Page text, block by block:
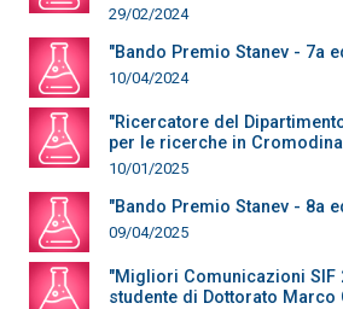
29/02/2024
"Bando Premio Stanev - 7a
10/04/2024
"Ricercatore del
per le ricerche in
10/01/2025
"Bando Premio Stanev - 8a
09/04/2025
"Migliori Comunicazioni SIF
studente di Dottorato Marco